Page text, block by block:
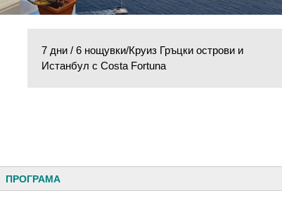
7 дни / 6 нощувки/Круиз Гръцки острови и
Истанбул с Costa Fortuna
ПРОГРАМА